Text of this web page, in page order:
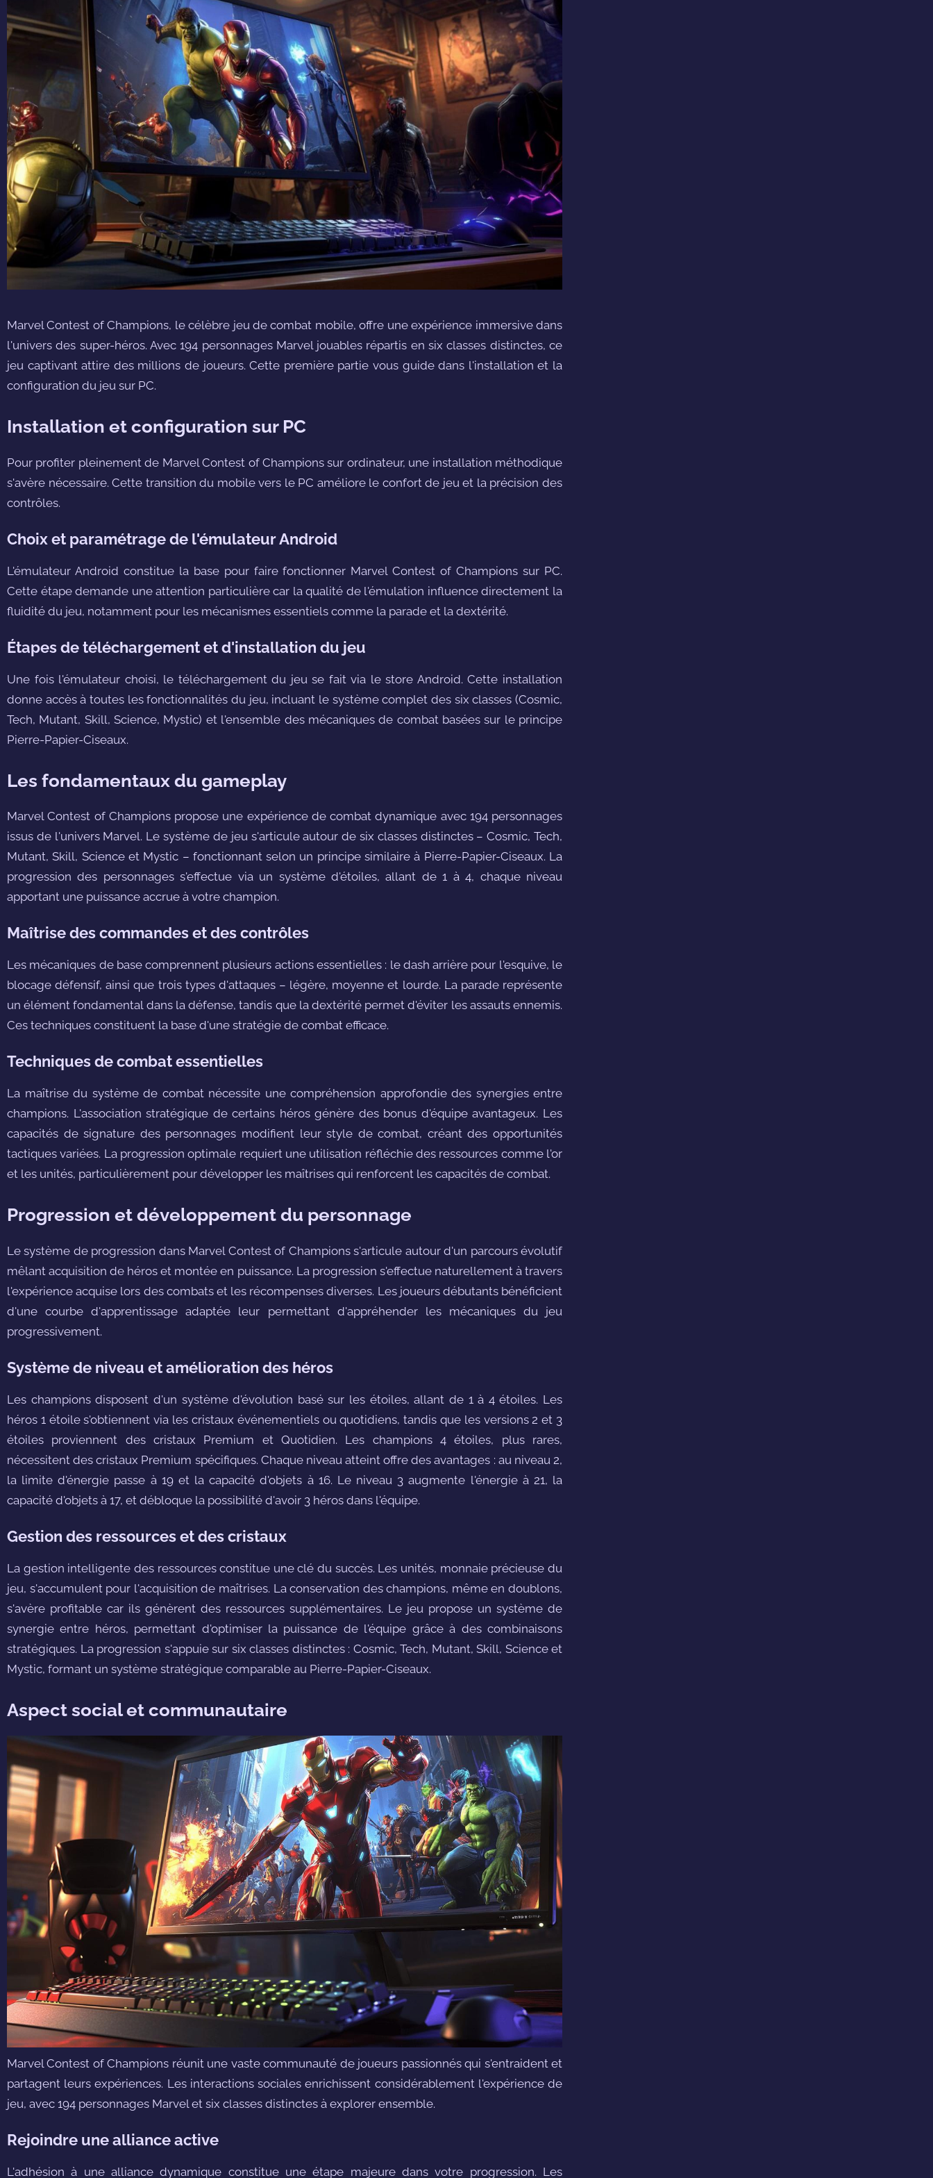
Marvel Contest of Champions, le célèbre jeu de combat mobile, offre une expérience immersive dans
l'univers des super-héros. Avec 194 personnages Marvel jouables répartis en six classes distinctes, ce
jeu captivant attire des millions de joueurs. Cette première partie vous guide dans l'installation et la
configuration du jeu sur PC.
Installation et configuration sur PC
Pour profiter pleinement de Marvel Contest of Champions sur ordinateur, une installation méthodique
s'avère nécessaire. Cette transition du mobile vers le PC améliore le confort de jeu et la précision des
contrôles.
Choix et paramétrage de l'émulateur Android
L'émulateur Android constitue la base pour faire fonctionner Marvel Contest of Champions sur PC.
Cette étape demande une attention particulière car la qualité de l'émulation influence directement la
fluidité du jeu, notamment pour les mécanismes essentiels comme la parade et la dextérité.
Étapes de téléchargement et d'installation du jeu
Une fois l'émulateur choisi, le téléchargement du jeu se fait via le store Android. Cette installation
donne accès à toutes les fonctionnalités du jeu, incluant le système complet des six classes (Cosmic,
Tech, Mutant, Skill, Science, Mystic) et l'ensemble des mécaniques de combat basées sur le principe
Pierre-Papier-Ciseaux.
Les fondamentaux du gameplay
Marvel Contest of Champions propose une expérience de combat dynamique avec 194 personnages
issus de l'univers Marvel. Le système de jeu s'articule autour de six classes distinctes – Cosmic, Tech,
Mutant, Skill, Science et Mystic – fonctionnant selon un principe similaire à Pierre-Papier-Ciseaux. La
progression des personnages s'effectue via un système d'étoiles, allant de 1 à 4, chaque niveau
apportant une puissance accrue à votre champion.
Maîtrise des commandes et des contrôles
Les mécaniques de base comprennent plusieurs actions essentielles : le dash arrière pour l'esquive, le
blocage défensif, ainsi que trois types d'attaques – légère, moyenne et lourde. La parade représente
un élément fondamental dans la défense, tandis que la dextérité permet d'éviter les assauts ennemis.
Ces techniques constituent la base d'une stratégie de combat efficace.
Techniques de combat essentielles
La maîtrise du système de combat nécessite une compréhension approfondie des synergies entre
champions. L'association stratégique de certains héros génère des bonus d'équipe avantageux. Les
capacités de signature des personnages modifient leur style de combat, créant des opportunités
tactiques variées. La progression optimale requiert une utilisation réfléchie des ressources comme l'or
et les unités, particulièrement pour développer les maîtrises qui renforcent les capacités de combat.
Progression et développement du personnage
Le système de progression dans Marvel Contest of Champions s'articule autour d'un parcours évolutif
mêlant acquisition de héros et montée en puissance. La progression s'effectue naturellement à travers
l'expérience acquise lors des combats et les récompenses diverses. Les joueurs débutants bénéficient
d'une courbe d'apprentissage adaptée leur permettant d'appréhender les mécaniques du jeu
progressivement.
Système de niveau et amélioration des héros
Les champions disposent d'un système d'évolution basé sur les étoiles, allant de 1 à 4 étoiles. Les
héros 1 étoile s'obtiennent via les cristaux événementiels ou quotidiens, tandis que les versions 2 et 3
étoiles proviennent des cristaux Premium et Quotidien. Les champions 4 étoiles, plus rares,
nécessitent des cristaux Premium spécifiques. Chaque niveau atteint offre des avantages : au niveau 2,
la limite d'énergie passe à 19 et la capacité d'objets à 16. Le niveau 3 augmente l'énergie à 21, la
capacité d'objets à 17, et débloque la possibilité d'avoir 3 héros dans l'équipe.
Gestion des ressources et des cristaux
La gestion intelligente des ressources constitue une clé du succès. Les unités, monnaie précieuse du
jeu, s'accumulent pour l'acquisition de maîtrises. La conservation des champions, même en doublons,
s'avère profitable car ils génèrent des ressources supplémentaires. Le jeu propose un système de
synergie entre héros, permettant d'optimiser la puissance de l'équipe grâce à des combinaisons
stratégiques. La progression s'appuie sur six classes distinctes : Cosmic, Tech, Mutant, Skill, Science et
Mystic, formant un système stratégique comparable au Pierre-Papier-Ciseaux.
Aspect social et communautaire
Marvel Contest of Champions réunit une vaste communauté de joueurs passionnés qui s'entraident et
partagent leurs expériences. Les interactions sociales enrichissent considérablement l'expérience de
jeu, avec 194 personnages Marvel et six classes distinctes à explorer ensemble.
Rejoindre une alliance active
L'adhésion à une alliance dynamique constitue une étape majeure dans votre progression. Les